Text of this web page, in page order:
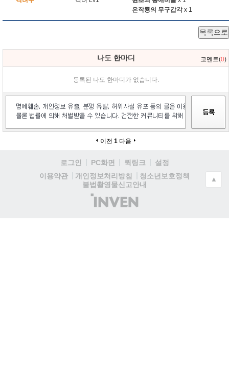
은작룡의 무구갑각x 1
목록으로
나도 한마디 코멘트(0)
등록된 나도 한마디가 없습니다.
이전 1 다음
로그인 PC화면 퀵링크
설정
이용약관
개인정보처리방침
청소년보호정책
불법촬영물신고안내
(주)
인
▲